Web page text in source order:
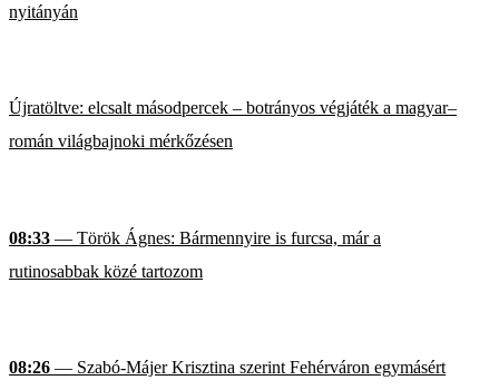
nyitányán
Újratöltve: elcsalt másodpercek – botrányos végjáték a magyar–
román világbajnoki mérkőzésen
08:33 — Török Ágnes: Bármennyire is furcsa, már a
rutinosabbak közé tartozom
08:26 — Szabó-Májer Krisztina szerint Fehérváron egymásért